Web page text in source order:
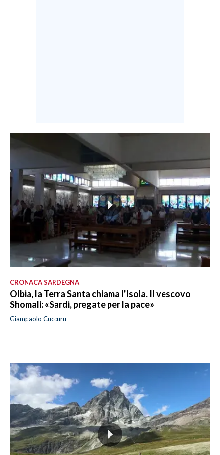
CRONACA SARDEGNA
Olbia, la Terra Santa chiama l'Isola. Il vescovo
Shomali: «Sardi, pregate per la pace»
Giampaolo Cuccuru